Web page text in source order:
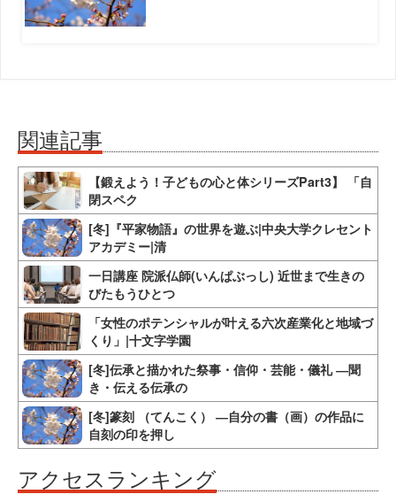
関連記事
【鍛えよう！子どもの心と体シリーズPart3】 「自
閉スペク
[冬]『平家物語』の世界を遊ぶ|中央大学クレセント
アカデミー|清
一日講座 院派仏師(いんぱぶっし) 近世まで生きの
びたもうひとつ
「女性のポテンシャルが叶える六次産業化と地域づ
くり」|十文字学園
[冬]伝承と描かれた祭事・信仰・芸能・儀礼 ―聞
き・伝える伝承の
[冬]篆刻 （てんこく） ―自分の書（画）の作品に
自刻の印を押し
アクセスランキング